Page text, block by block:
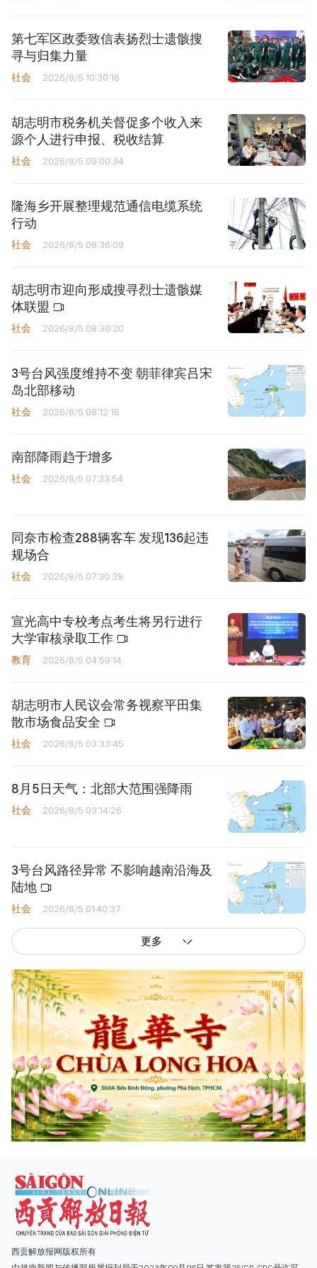
第七军区政委致信表扬烈士遗骸搜
寻与归集力量
社会 2026/8/5 10:30:16
胡志明市税务机关督促多个收入来
源个人进行申报、税收结算
社会 2026/8/5 09:00:34
隆海乡开展整理规范通信电缆系统
行动
社会 2026/8/5 08:36:09
胡志明市迎向形成搜寻烈士遗骸媒
体联盟
社会 2026/8/5 08:30:20
3号台风强度维持不变 朝菲律宾吕宋
岛北部移动
社会 2026/8/5 08:12:16
南部降雨趋于增多
社会 2026/8/5 07:33:54
同奈市检查288辆客车 发现136起违
规场合
社会 2026/8/5 07:30:38
宣光高中专校考点考生将另行进行
大学审核录取工作
教育 2026/8/5 04:59:14
胡志明市人民议会常务视察平田集
散市场食品安全
社会 2026/8/5 03:33:45
8月5日天气：北部大范围强降雨
社会 2026/8/5 03:14:26
3号台风路径异常 不影响越南沿海及
陆地
社会 2026/8/5 01:40:37
更多
西贡解放报网版权所有
由越南新闻与传播部所属报刊局于2023年09月06日 签发第26/GP-CBC号许可
证
阮克强、陈嘉宝
主编: 阮玉英
社址: 胡志明市棋盘坊阮氏明开街432-434号
总台: (028) 39294091 - 转 060